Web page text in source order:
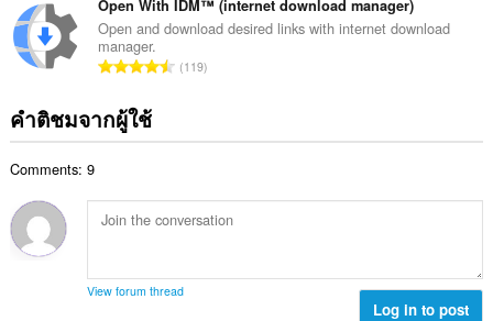
ด
:ทั้
ห
น
น
ร
ว
ง
ด
:
ว
น
ะ
น
ม
ทั้
ม
Open With IDM™ (internet download manager)
Open and download desired links with internet download
manager.
จำ
แ
น
ว
119
คำติชมจากผู้ใช้
Comments: 9
View forum thread
Log in to post